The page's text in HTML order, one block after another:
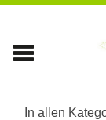
In allen